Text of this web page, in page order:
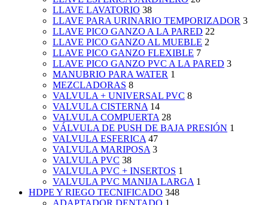
LLAVE LAVATORIO 38
LLAVE PARA URINARIO TEMPORIZADOR 3
LLAVE PICO GANZO A LA PARED 22
LLAVE PICO GANZO AL MUEBLE 2
LLAVE PICO GANZO FLEXIBLE 7
LLAVE PICO GANZO PVC A LA PARED 3
MANUBRIO PARA WATER 1
MEZCLADORAS 8
VALVULA + UNIVERSAL PVC 8
VALVULA CISTERNA 14
VALVULA COMPUERTA 28
VÁLVULA DE PUSH DE BAJA PRESIÓN 1
VALVULA ESFERICA 47
VALVULA MARIPOSA 3
VALVULA PVC 38
VALVULA PVC + INSERTOS 1
VALVULA PVC MANIJA LARGA 1
HDPE Y RIEGO TECNIFICADO 348